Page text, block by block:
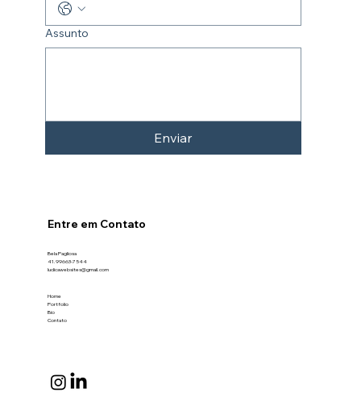
Entre em Contato
Bela Pagliosa
41.99663-7544
ludicawebsites@gmail.com
Home
Portfolio
Bio
Contato
Assunto
Enviar